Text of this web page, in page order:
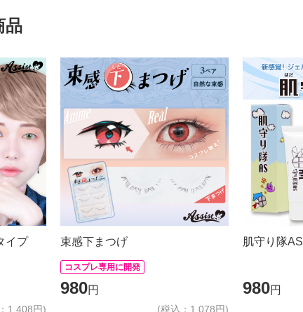
品
イプ
1,408円)
束感下まつげ
コスプレ専用に開発
980円
(税込：1,078円)
肌守り隊AS
980円